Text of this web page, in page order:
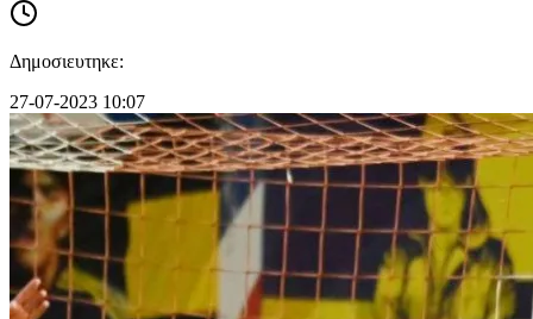
Δημοσιευτηκε:
27-07-2023 10:07